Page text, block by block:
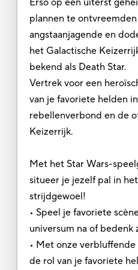
plannen te
angstaanjagende en
het Galactische
bekend als Death Star.
Vertrek voor een
van je favoriete helden
rebellenverbond en de
Keizerrijk.
Met het Star Wars-
situeer je jezelf pal in
strijdgewoel!
• Speel je favoriete
universum na of bedenk
• Met onze
de rol van je favoriete